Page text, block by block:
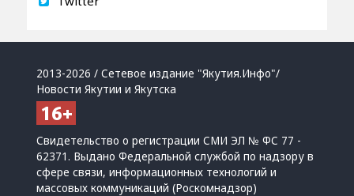
2013-2026 / Сетевое издание "Якутия.Инфо"/
Новости Якутии и Якутска
Свидетельство о регистрации СМИ ЭЛ № ФС 77 -
62371. Выдано Федеральной службой по надзору в
сфере связи, информационных технологий и
массовых коммуникаций (Роскомнадзор)